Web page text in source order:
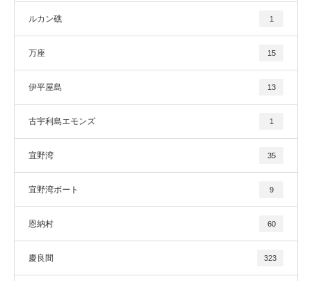
ルカン礁 1
万座 15
伊平屋島 13
古宇利島エモンズ 1
宜野湾 35
宜野湾ボート 9
恩納村 60
慶良間 323